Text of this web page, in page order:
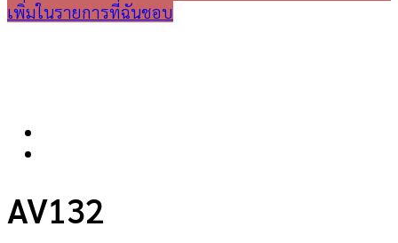
เพิ่มในรายการที่ฉันชอบ
AV132